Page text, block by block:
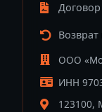
ООО
ИНН
123100,